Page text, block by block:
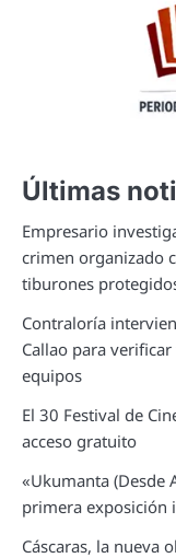
Últimas
Empresario
crimen organizado
tiburones
Contraloría
Callao para
equipos
El 30 Festival de
acceso gratuito
«Ukumanta (Desde
primera exposición
Cáscaras, la nueva